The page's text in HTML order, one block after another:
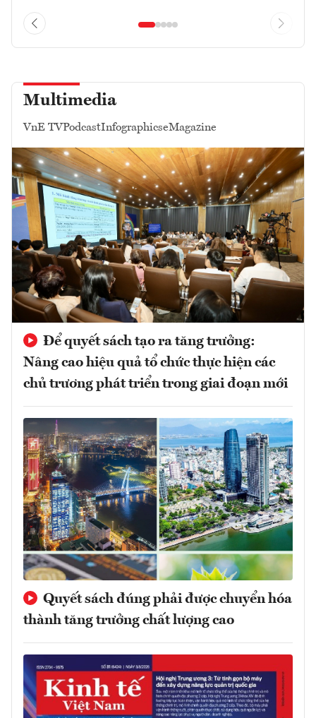
Multimedia
VnE TVPodcastInfographicseMagazine
Để quyết sách tạo ra tăng trưởng:
Nâng cao hiệu quả tổ chức thực hiện các
chủ trương phát triển trong giai đoạn mới
Quyết sách đúng phải được chuyển hóa
thành tăng trưởng chất lượng cao